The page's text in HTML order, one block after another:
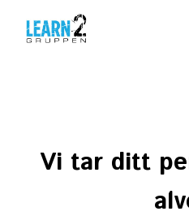
Vi tar ditt